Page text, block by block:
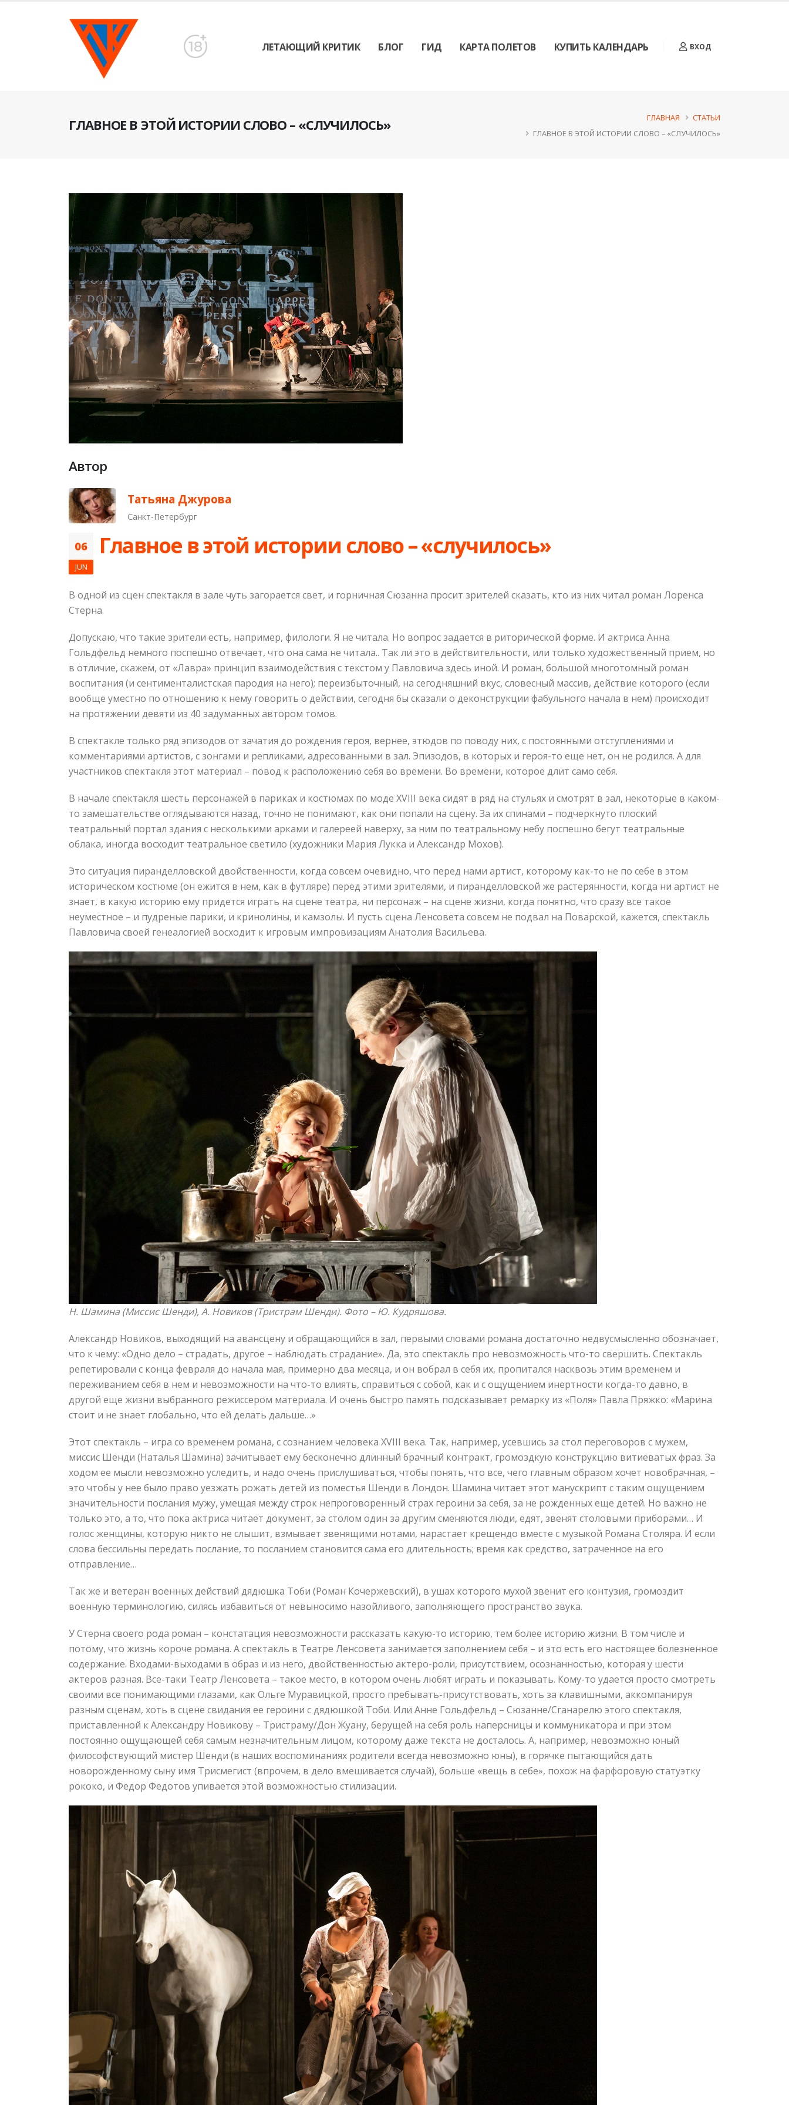
ЛЕТАЮЩИЙ КРИТИК БЛОГ ГИД КАРТА ПОЛЕТОВ КУПИТЬ КАЛЕНДАРЬ ВХОД
ГЛАВНОЕ В ЭТОЙ ИСТОРИИ СЛОВО – «СЛУЧИЛОСЬ» ГЛАВНАЯ
СТАТЬИ
ГЛАВНОЕ В ЭТОЙ ИСТОРИИ СЛОВО – «СЛУЧИЛОСЬ»
Автор
Татьяна Джурова
Санкт-Петербург
06
JUN
Главное в этой истории слово – «случилось»
В одной из сцен спектакля в зале чуть загорается свет, и горничная Сюзанна просит зрителей сказать, кто из них читал роман Лоренса
Стерна.
Допускаю, что такие зрители есть, например, филологи. Я не читала. Но вопрос задается в риторической форме. И актриса Анна
Гольдфельд немного поспешно отвечает, что она сама не читала.. Так ли это в действительности, или только художественный прием, но
в отличие, скажем, от «Лавра» принцип взаимодействия с текстом у Павловича здесь иной. И роман, большой многотомный роман
воспитания (и сентименталистская пародия на него); переизбыточный, на сегодняшний вкус, словесный массив, действие которого (если
вообще уместно по отношению к нему говорить о действии, сегодня бы сказали о деконструкции фабульного начала в нем) происходит
на протяжении девяти из 40 задуманных автором томов.
В спектакле только ряд эпизодов от зачатия до рождения героя, вернее, этюдов по поводу них, с постоянными отступлениями и
комментариями артистов, с зонгами и репликами, адресованными в зал. Эпизодов, в которых и героя-то еще нет, он не родился. А для
участников спектакля этот материал – повод к расположению себя во времени. Во времени, которое длит само себя.
В начале спектакля шесть персонажей в париках и костюмах по моде XVIII века сидят в ряд на стульях и смотрят в зал, некоторые в каком-
то замешательстве оглядываются назад, точно не понимают, как они попали на сцену. За их спинами – подчеркнуто плоский
театральный портал здания с несколькими арками и галереей наверху, за ним по театральному небу поспешно бегут театральные
облака, иногда восходит театральное светило (художники Мария Лукка и Александр Мохов).
Это ситуация пиранделловской двойственности, когда совсем очевидно, что перед нами артист, которому как-то не по себе в этом
историческом костюме (он ежится в нем, как в футляре) перед этими зрителями, и пиранделловской же растерянности, когда ни артист не
знает, в какую историю ему придется играть на сцене театра, ни персонаж – на сцене жизни, когда понятно, что сразу все такое
неуместное – и пудреные парики, и кринолины, и камзолы. И пусть сцена Ленсовета совсем не подвал на Поварской, кажется, спектакль
Павловича своей генеалогией восходит к игровым импровизациям Анатолия Васильева.
Н. Шамина (Миссис Шенди), А. Новиков (Тристрам Шенди). Фото –Ю. Кудряшова.
Александр Новиков, выходящий на авансцену и обращающийся в зал, первыми словами романа достаточно недвусмысленно обозначает,
что к чему: «Одно дело – страдать, другое – наблюдать страдание». Да, это спектакль про невозможность что-то свершить. Спектакль
репетировали с конца февраля до начала мая, примерно два месяца, и он вобрал в себя их, пропитался насквозь этим временем и
переживанием себя в нем и невозможности на что-то влиять, справиться с собой, как и с ощущением инертности когда-то давно, в
другой еще жизни выбранного режиссером материала. И очень быстро память подсказывает ремарку из «Поля» Павла Пряжко: «Марина
стоит и не знает глобально, что ей делать дальше…»
Этот спектакль – игра со временем романа, с сознанием человека XVIII века. Так, например, усевшись за стол переговоров с мужем,
миссис Шенди (Наталья Шамина) зачитывает ему бесконечно длинный брачный контракт, громоздкую конструкцию витиеватых фраз. За
ходом ее мысли невозможно уследить, и надо очень прислушиваться, чтобы понять, что все, чего главным образом хочет новобрачная, –
это чтобы у нее было право уезжать рожать детей из поместья Шенди в Лондон. Шамина читает этот манускрипт с таким ощущением
значительности послания мужу, умещая между строк непроговоренный страх героини за себя, за не рожденных еще детей. Но важно не
только это, а то, что пока актриса читает документ, за столом один за другим сменяются люди, едят, звенят столовыми приборами… И
голос женщины, которую никто не слышит, взмывает звенящими нотами, нарастает крещендо вместе с музыкой Романа Столяра. И если
слова бессильны передать послание, то посланием становится сама его длительность; время как средство, затраченное на его
отправление…
Так же и ветеран военных действий дядюшка Тоби (Роман Кочержевский), в ушах которого мухой звенит его контузия, громоздит
военную терминологию, силясь избавиться от невыносимо назойливого, заполняющего пространство звука.
У Стерна своего рода роман – констатация невозможности рассказать какую-то историю, тем более историю жизни. В том числе и
потому, что жизнь короче романа. А спектакль в Театре Ленсовета занимается заполнением себя – и это есть его настоящее болезненное
содержание. Входами-выходами в образ и из него, двойственностью актеро-роли, присутствием, осознанностью, которая у шести
актеров разная. Все-таки Театр Ленсовета – такое место, в котором очень любят играть и показывать. Кому-то удается просто смотреть
своими все понимающими глазами, как Ольге Муравицкой, просто пребывать-присутствовать, хоть за клавишными, аккомпанируя
разным сценам, хоть в сцене свидания ее героини с дядюшкой Тоби. Или Анне Гольдфельд – Сюзанне/Сганарелю этого спектакля,
приставленной к Александру Новикову – Тристраму/Дон Жуану, берущей на себя роль наперсницы и коммуникатора и при этом
постоянно ощущающей себя самым незначительным лицом, которому даже текста не досталось. А, например, невозможно юный
философствующий мистер Шенди (в наших воспоминаниях родители всегда невозможно юны), в горячке пытающийся дать
новорожденному сыну имя Трисмегист (впрочем, в дело вмешивается случай), больше «вещь в себе», похож на фарфоровую статуэтку
рококо, и Федор Федотов упивается этой возможностью стилизации.